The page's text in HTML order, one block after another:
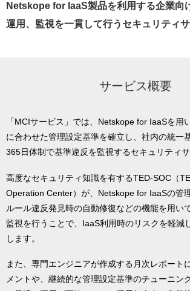
Netskope for IaaS製品を利用する企業向
運用、監視を一貫して行うセキュリティサ
サービス概要
「MCIサービス」では、Netskope for IaaSを用
に合わせた管理設定基準を確立し、社内の統一
365日体制で基準違反を監視するセキュリティサ
高度なセキュリティ知識を有するTED-SOC（
Operation Center）が、Netskope for IaaSの管
ルール違反発見時の自動修復などの機能を用い
監視を行うことで、IaaS利用時のリスクを軽減
します。
また、専門エンジニアが作成する月次レポート
メントや、継続的な管理設定基準のチューニン